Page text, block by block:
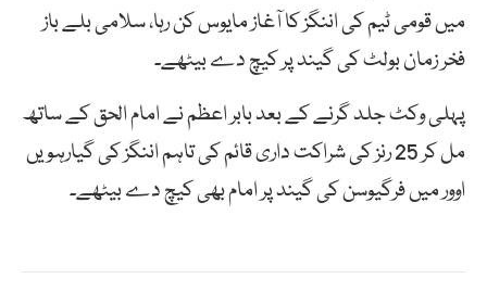
میں قومی ٹیم کی اننگز کا آغاز مایوس کن رہا، سلامی بلے باز
فخر زمان بولٹ کی گیند پر کیچ دے بیٹھے۔
پہلی وکٹ جلد گرنے کے بعد بابر اعظم نے امام الحق کے ساتھ
مل کر 25 رنز کی شراکت داری قائم کی تاہم اننگز کی گیارہویں
اوور میں فرگیوسن کی گیند پر امام بھی کیچ دے بیٹھے۔